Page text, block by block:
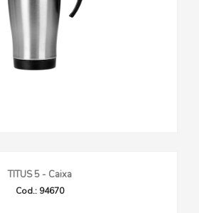
TITUS 5 - Caixa
Cod.: 94670